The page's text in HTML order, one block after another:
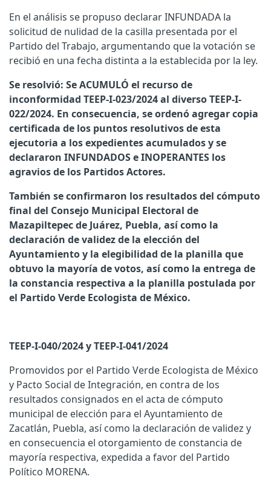
En el análisis se propuso declarar INFUNDADA la
solicitud de nulidad de la casilla presentada por el
Partido del Trabajo, argumentando que la votación se
recibió en una fecha distinta a la establecida por la ley.
Se resolvió: Se ACUMULÓ el recurso de
inconformidad TEEP-I-023/2024 al diverso TEEP-I-
022/2024. En consecuencia, se ordenó agregar copia
certificada de los puntos resolutivos de esta
ejecutoria a los expedientes acumulados y se
declararon INFUNDADOS e INOPERANTES los
agravios de los Partidos Actores.
También se confirmaron los resultados del cómputo
final del Consejo Municipal Electoral de
Mazapiltepec de Juárez, Puebla, así como la
declaración de validez de la elección del
Ayuntamiento y la elegibilidad de la planilla que
obtuvo la mayoría de votos, así como la entrega de
la constancia respectiva a la planilla postulada por
el Partido Verde Ecologista de México.
TEEP-I-040/2024 y TEEP-I-041/2024
Promovidos por el Partido Verde Ecologista de México
y Pacto Social de Integración, en contra de los
resultados consignados en el acta de cómputo
municipal de elección para el Ayuntamiento de
Zacatlán, Puebla, así como la declaración de validez y
en consecuencia el otorgamiento de constancia de
mayoría respectiva, expedida a favor del Partido
Político MORENA.